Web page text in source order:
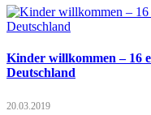
Kinder willkommen – 16
Deutschland
20.03.2019